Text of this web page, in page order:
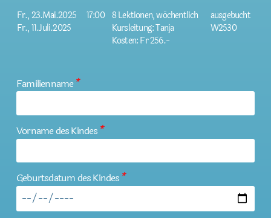
Fr., 23.Mai.2025
Fr., 11.Juli.2025
17:00 8 Lektionen, wöchentlich
Kursleitung: Tanja
Kosten: Fr 256.-
ausgebucht
W2530
Familienname*
Vorname des Kindes *
Geburtsdatum des Kindes *